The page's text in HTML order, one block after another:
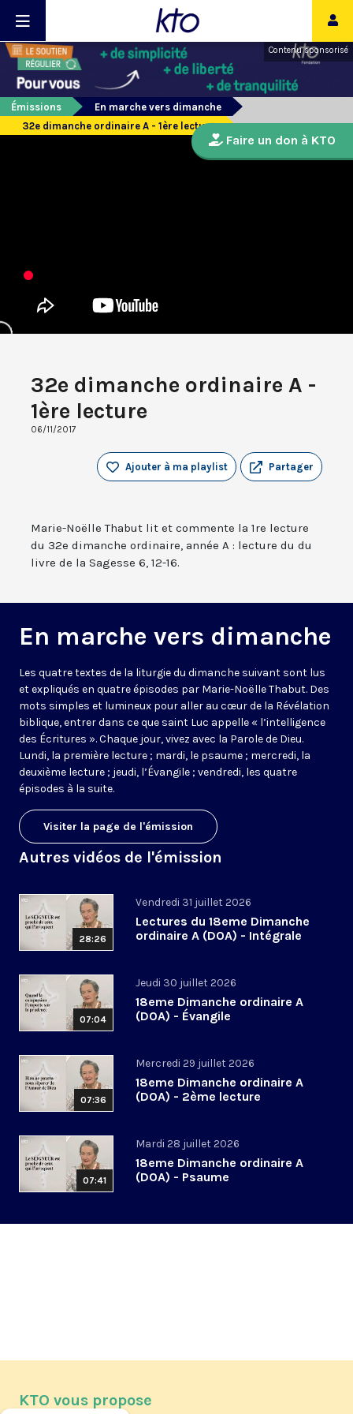
Contenu sponsorisé
Émissions
En marche vers dimanche
32e dimanche ordinaire A - 1ère lecture
32e dimanche ordinaire A -
1ère lecture
06/11/2017
Partager
Ajouter à ma playlist
Marie-Noëlle Thabut lit et commente la 1re lecture
du 32e dimanche ordinaire, année A : lecture du du
livre de la Sagesse 6, 12-16.
En marche vers dimanche
Les quatre textes de la liturgie du dimanche suivant sont lus
et expliqués en quatre épisodes par Marie-Noëlle Thabut. Des
mots simples et lumineux pour aller au cœur de la Révélation
biblique, entrer dans ce que saint Luc appelle « l’intelligence
des Écritures ». Chaque jour, vivez avec la Parole de Dieu.
Lundi, la première lecture ; mardi, le psaume ; mercredi, la
deuxième lecture ; jeudi, l’Évangile ; vendredi, les quatre
épisodes à la suite.
Visiter la page de l'émission
Autres vidéos de l'émission
28:26
Vendredi 31 juillet 2026
Lectures du 18eme Dimanche
ordinaire A (DOA) - Intégrale
07:04
Jeudi 30 juillet 2026
18eme Dimanche ordinaire A
(DOA) - Évangile
07:36
Mercredi 29 juillet 2026
18eme Dimanche ordinaire A
(DOA) - 2ème lecture
07:41
Mardi 28 juillet 2026
18eme Dimanche ordinaire A
(DOA) - Psaume
Faire un don à KTO
KTO vous propose